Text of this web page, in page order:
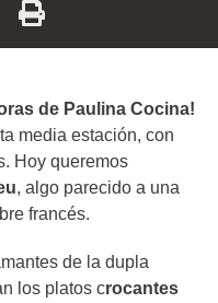
de Paulina Cocina!
media estación, con
Hoy queremos
, algo parecido a una
francés.
de la dupla
los platos crocantes